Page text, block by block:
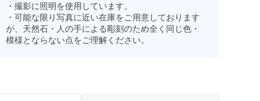
・撮影に照明を使用しています。
・可能な限り写真に近い在庫をご用意しております
が、天然石・人の手による彫刻のため全く同じ色・
模様とならない点をご理解ください。